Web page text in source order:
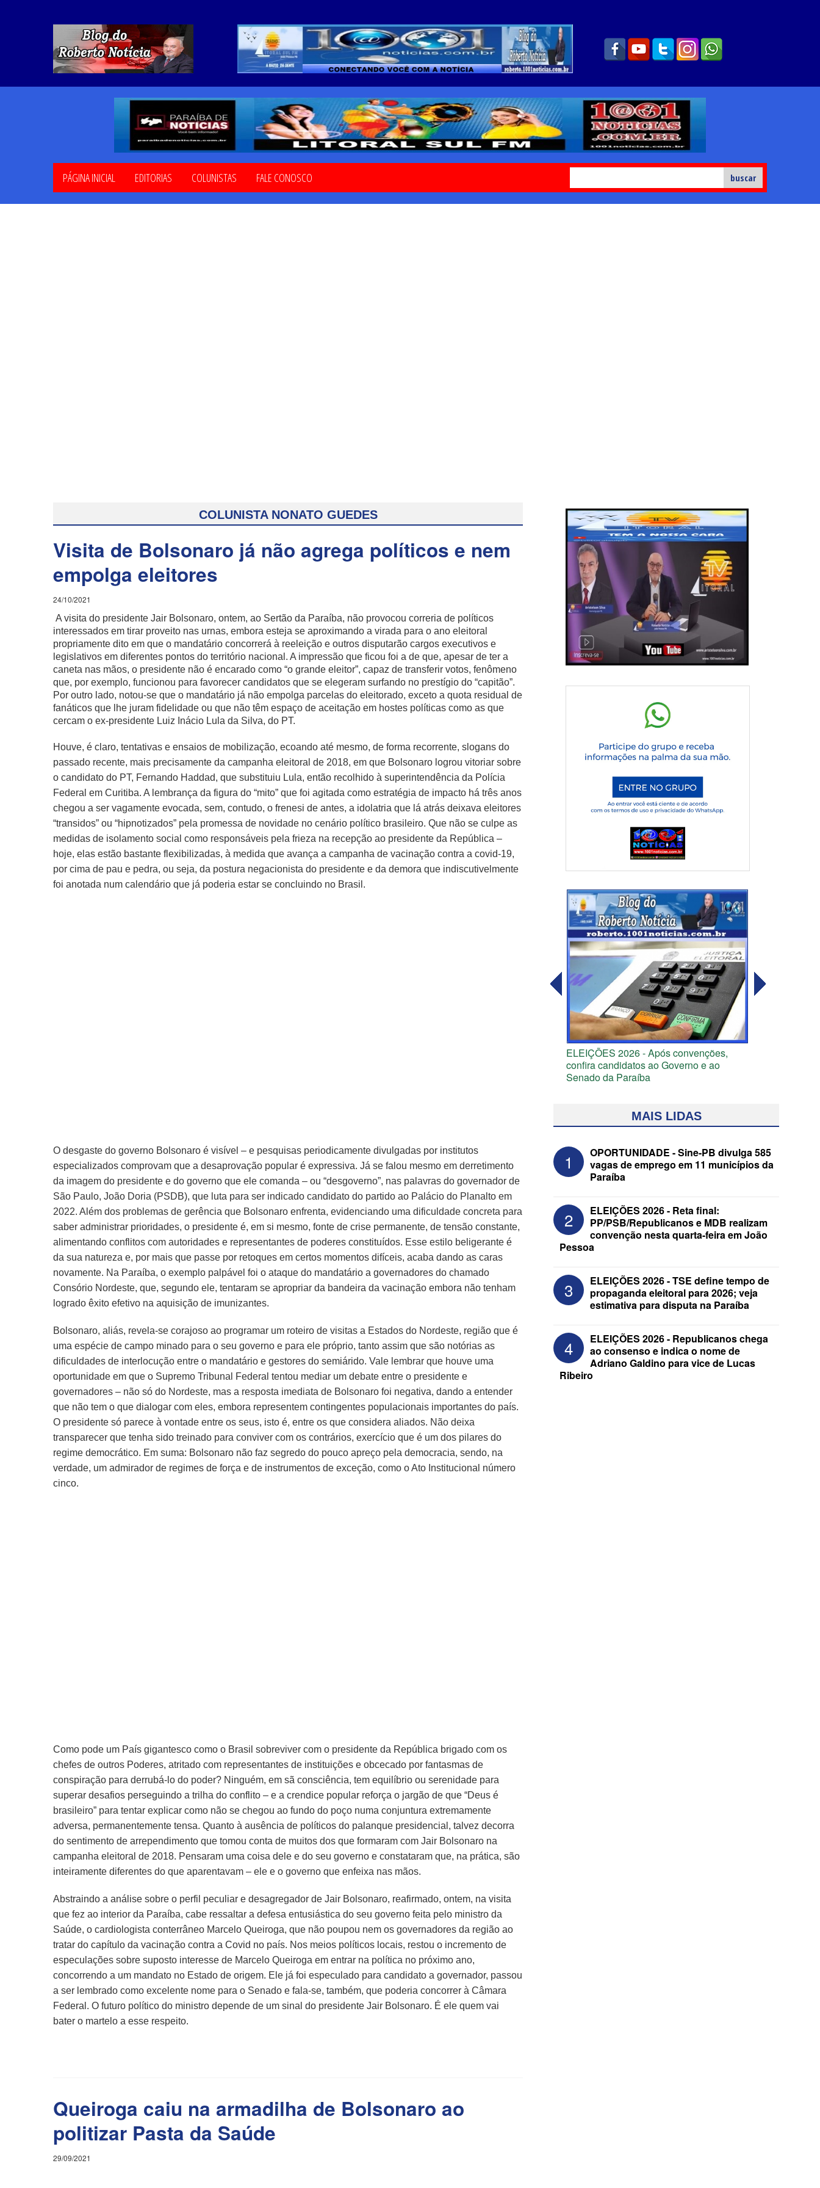
PÁGINA INICIAL EDITORIAS COLUNISTAS FALE CONOSCO
COLUNISTA NONATO GUEDES
Visita de Bolsonaro já não agrega políticos e nem
empolga eleitores
24/10/2021
A visita do presidente Jair Bolsonaro, ontem, ao Sertão da Paraíba, não provocou correria de políticos
interessados em tirar proveito nas urnas, embora esteja se aproximando a virada para o ano eleitoral
propriamente dito em que o mandatário concorrerá à reeleição e outros disputarão cargos executivos e
legislativos em diferentes pontos do território nacional. A impressão que ficou foi a de que, apesar de ter a
caneta nas mãos, o presidente não é encarado como “o grande eleitor”, capaz de transferir votos, fenômeno
que, por exemplo, funcionou para favorecer candidatos que se elegeram surfando no prestígio do “capitão”.
Por outro lado, notou-se que o mandatário já não empolga parcelas do eleitorado, exceto a quota residual de
fanáticos que lhe juram fidelidade ou que não têm espaço de aceitação em hostes políticas como as que
cercam o ex-presidente Luiz Inácio Lula da Silva, do PT.
Houve, é claro, tentativas e ensaios de mobilização, ecoando até mesmo, de forma recorrente, slogans do
passado recente, mais precisamente da campanha eleitoral de 2018, em que Bolsonaro logrou vitoriar sobre
o candidato do PT, Fernando Haddad, que substituiu Lula, então recolhido à superintendência da Polícia
Federal em Curitiba. A lembrança da figura do “mito” que foi agitada como estratégia de impacto há três anos
chegou a ser vagamente evocada, sem, contudo, o frenesi de antes, a idolatria que lá atrás deixava eleitores
“transidos” ou “hipnotizados” pela promessa de novidade no cenário político brasileiro. Que não se culpe as
medidas de isolamento social como responsáveis pela frieza na recepção ao presidente da República –
hoje, elas estão bastante flexibilizadas, à medida que avança a campanha de vacinação contra a covid-19,
por cima de pau e pedra, ou seja, da postura negacionista do presidente e da demora que indiscutivelmente
foi anotada num calendário que já poderia estar se concluindo no Brasil.
O desgaste do governo Bolsonaro é visível – e pesquisas periodicamente divulgadas por institutos
especializados comprovam que a desaprovação popular é expressiva. Já se falou mesmo em derretimento
da imagem do presidente e do governo que ele comanda – ou “desgoverno”, nas palavras do governador de
São Paulo, João Doria (PSDB), que luta para ser indicado candidato do partido ao Palácio do Planalto em
2022. Além dos problemas de gerência que Bolsonaro enfrenta, evidenciando uma dificuldade concreta para
saber administrar prioridades, o presidente é, em si mesmo, fonte de crise permanente, de tensão constante,
alimentando conflitos com autoridades e representantes de poderes constituídos. Esse estilo beligerante é
da sua natureza e, por mais que passe por retoques em certos momentos difíceis, acaba dando as caras
novamente. Na Paraíba, o exemplo palpável foi o ataque do mandatário a governadores do chamado
Consório Nordeste, que, segundo ele, tentaram se apropriar da bandeira da vacinação embora não tenham
logrado êxito efetivo na aquisição de imunizantes.
Bolsonaro, aliás, revela-se corajoso ao programar um roteiro de visitas a Estados do Nordeste, região que é
uma espécie de campo minado para o seu governo e para ele próprio, tanto assim que são notórias as
dificuldades de interlocução entre o mandatário e gestores do semiárido. Vale lembrar que houve uma
oportunidade em que o Supremo Tribunal Federal tentou mediar um debate entre o presidente e
governadores – não só do Nordeste, mas a resposta imediata de Bolsonaro foi negativa, dando a entender
que não tem o que dialogar com eles, embora representem contingentes populacionais importantes do país.
O presidente só parece à vontade entre os seus, isto é, entre os que considera aliados. Não deixa
transparecer que tenha sido treinado para conviver com os contrários, exercício que é um dos pilares do
regime democrático. Em suma: Bolsonaro não faz segredo do pouco apreço pela democracia, sendo, na
verdade, um admirador de regimes de força e de instrumentos de exceção, como o Ato Institucional número
cinco.
Como pode um País gigantesco como o Brasil sobreviver com o presidente da República brigado com os
chefes de outros Poderes, atritado com representantes de instituições e obcecado por fantasmas de
conspiração para derrubá-lo do poder? Ninguém, em sã consciência, tem equilíbrio ou serenidade para
superar desafios perseguindo a trilha do conflito – e a crendice popular reforça o jargão de que “Deus é
brasileiro” para tentar explicar como não se chegou ao fundo do poço numa conjuntura extremamente
adversa, permanentemente tensa. Quanto à ausência de políticos do palanque presidencial, talvez decorra
do sentimento de arrependimento que tomou conta de muitos dos que formaram com Jair Bolsonaro na
campanha eleitoral de 2018. Pensaram uma coisa dele e do seu governo e constataram que, na prática, são
inteiramente diferentes do que aparentavam – ele e o governo que enfeixa nas mãos.
Abstraindo a análise sobre o perfil peculiar e desagregador de Jair Bolsonaro, reafirmado, ontem, na visita
que fez ao interior da Paraíba, cabe ressaltar a defesa entusiástica do seu governo feita pelo ministro da
Saúde, o cardiologista conterrâneo Marcelo Queiroga, que não poupou nem os governadores da região ao
tratar do capítulo da vacinação contra a Covid no país. Nos meios políticos locais, restou o incremento de
especulações sobre suposto interesse de Marcelo Queiroga em entrar na política no próximo ano,
concorrendo a um mandato no Estado de origem. Ele já foi especulado para candidato a governador, passou
a ser lembrado como excelente nome para o Senado e fala-se, também, que poderia concorrer à Câmara
Federal. O futuro político do ministro depende de um sinal do presidente Jair Bolsonaro. É ele quem vai
bater o martelo a esse respeito.
Queiroga caiu na armadilha de Bolsonaro ao
politizar Pasta da Saúde
29/09/2021
ELEIÇÕES 2026 - Após convenções,
confira candidatos ao Governo e ao
Senado da Paraíba
ELEIÇÕES 2026 - Senado: Novo
Medeiros na suplência de Major Fábio
MAIS LIDAS
1
OPORTUNIDADE - Sine-PB divulga 585
vagas de emprego em 11 municípios da
Paraíba
2
ELEIÇÕES 2026 - Reta final:
PP/PSB/Republicanos e MDB realizam
convenção nesta quarta-feira em João
Pessoa
3
ELEIÇÕES 2026 - TSE define tempo de
propaganda eleitoral para 2026; veja
estimativa para disputa na Paraíba
4
ELEIÇÕES 2026 - Republicanos chega
ao consenso e indica o nome de
Adriano Galdino para vice de Lucas
Ribeiro